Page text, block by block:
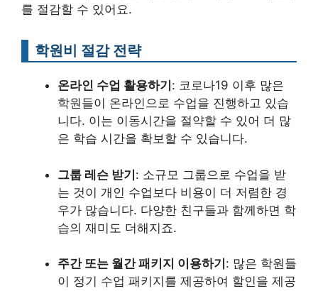
를 절감할 수 있어요.
학원비 절감 전략
온라인 수업 활용하기 : 코로나19 이후 많은
학원들이 온라인으로 수업을 진행하고 있습
니다. 이는 이동시간을 절약할 수 있어 더 많
은 학습 시간을 확보할 수 있습니다.
그룹 레슨 받기: 소규모 그룹으로 수업을 받
는 것이 개인 수업보다 비용이 더 저렴한 경
우가 많습니다. 다양한 친구들과 함께하면 학
습의 재미도 더해지죠.
주간 또는 월간 패키지 이용하기 : 많은 학원들
이 정기 수업 패키지를 제공하여 할인을 제공